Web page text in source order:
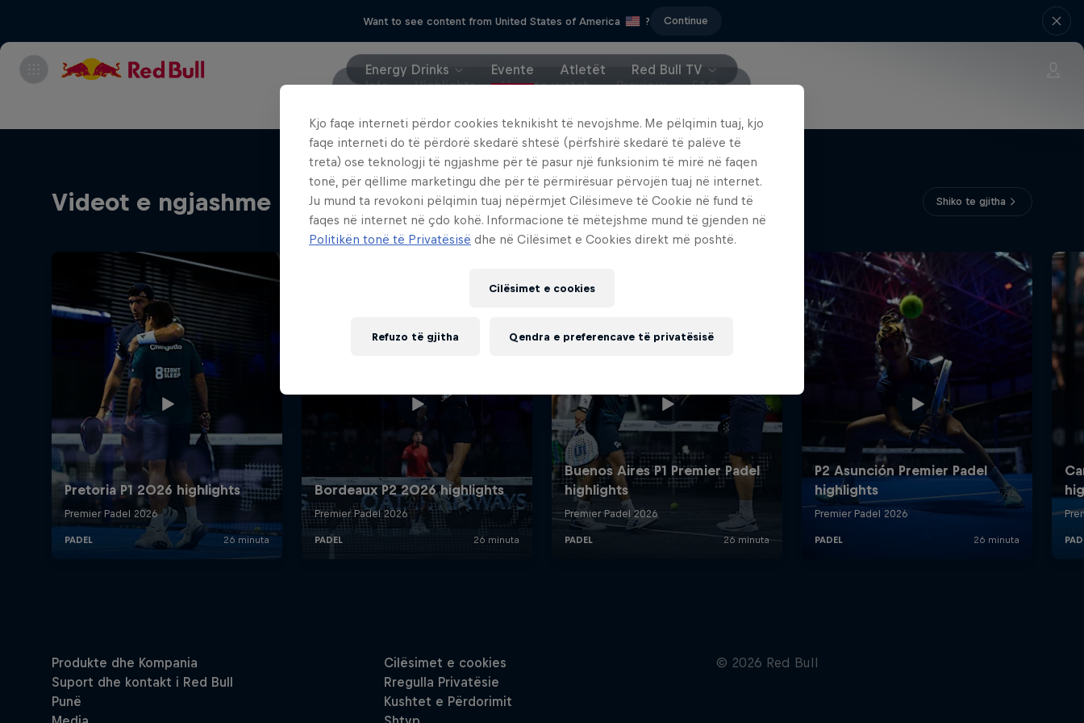
Want to see content from United States of America ? Continue
Energy Drinks Evente Atletët
Red Bull TV
Info
Highlights How to watch Preview FAQ
Videot e ngjashme Shiko te gjitha
Kjo faqe interneti përdor cookies teknikisht të nevojshme. Me pëlqimin tuaj, kjo
faqe interneti do të përdorë skedarë shtesë (përfshirë skedarë të palëve të
treta) ose teknologji të ngjashme për të pasur një funksionim të mirë në faqen
tonë, për qëllime marketingu dhe për të përmirësuar përvojën tuaj në internet.
Ju mund ta revokoni pëlqimin tuaj nëpërmjet Cilësimeve të Cookie në fund të
faqes në internet në çdo kohë. Informacione të mëtejshme mund të gjenden në
Politikën tonë të Privatësisë dhe në Cilësimet e Cookies direkt më poshtë.
Cilësimet e cookies
Refuzo të gjitha Qendra e preferencave të privatësisë